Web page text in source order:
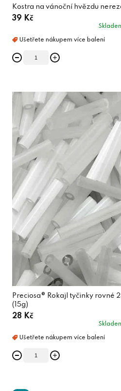
Kostra na vánoční hvězdu
39 Kč
Preciosa® Rokajl tyčinky rovné
(15g)
28 Kč